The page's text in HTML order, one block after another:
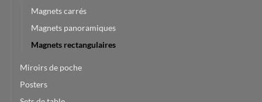
Magnets carrés
Magnets panoramiques
Magnets rectangulaires
Miroirs de poche
Posters